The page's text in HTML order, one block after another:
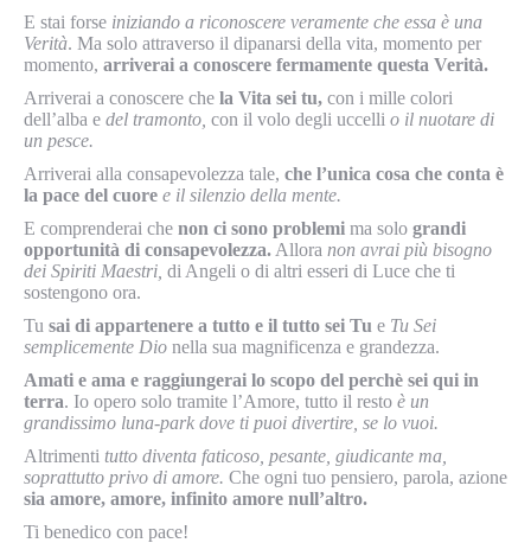
E stai forse iniziando a riconoscere veramente che essa è una
Verità. Ma solo attraverso il dipanarsi della vita, momento per
momento, arriverai a conoscere fermamente questa Verità.
Arriverai a conoscere che la Vita sei tu, con i mille colori
dell’alba e del tramonto, con il volo degli uccelli o il nuotare di
un pesce.
Arriverai alla consapevolezza tale, che l’unica cosa che conta è
la pace del cuore e il silenzio della mente.
E comprenderai che non ci sono problemi ma solo grandi
opportunità di consapevolezza. Allora non avrai più bisogno
dei Spiriti Maestri, di Angeli o di altri esseri di Luce che ti
sostengono ora.
Tu sai di appartenere a tutto e il tutto sei Tu e Tu Sei
semplicemente Dio nella sua magnificenza e grandezza.
Amati e ama e raggiungerai lo scopo del perchè sei qui in
terra. Io opero solo tramite l’Amore, tutto il resto è un
grandissimo luna-park dove ti puoi divertire, se lo vuoi.
Altrimenti tutto diventa faticoso, pesante, giudicante ma,
soprattutto privo di amore. Che ogni tuo pensiero, parola, azione
sia amore, amore, infinito amore null’altro.
Ti benedico con pace!